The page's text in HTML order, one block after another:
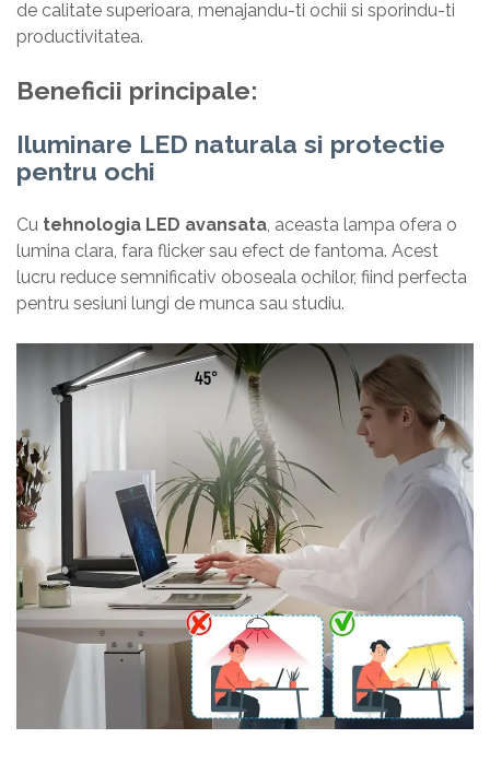
de calitate superioara, menajandu-ti ochii si sporindu-ti
productivitatea.
Beneficii principale:
Iluminare LED naturala si protectie
pentru ochi
Cu tehnologia LED avansata, aceasta lampa ofera o
lumina clara, fara flicker sau efect de fantoma. Acest
lucru reduce semnificativ oboseala ochilor, fiind perfecta
pentru sesiuni lungi de munca sau studiu.